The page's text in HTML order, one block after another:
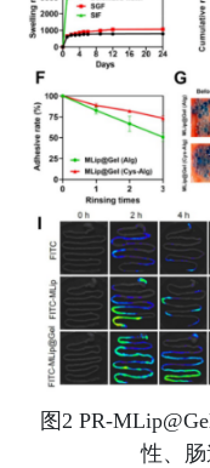
图2 PR-
性、